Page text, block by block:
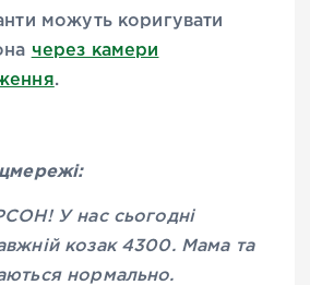
можуть коригувати
через камери
.
У нас сьогодні
козак 4300. Мама та
нормально.